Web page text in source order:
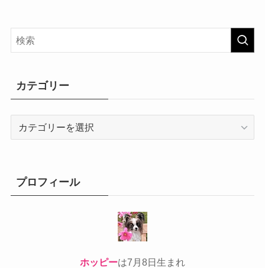
カテゴリー
ープロフィール
ホッピーは7月8日生まれ